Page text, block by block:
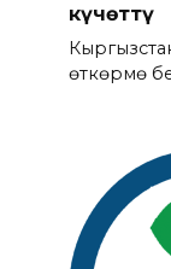
күчөттү
өткөрмө